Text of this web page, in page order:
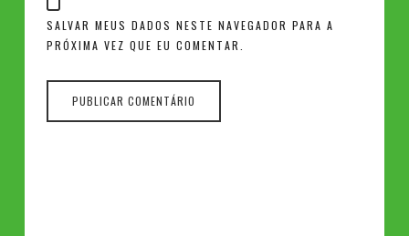
SALVAR MEUS DADOS NESTE NAVEGADOR PARA A
PRÓXIMA VEZ QUE EU COMENTAR.